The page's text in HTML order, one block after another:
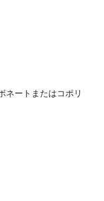
ネートまたはコポリ